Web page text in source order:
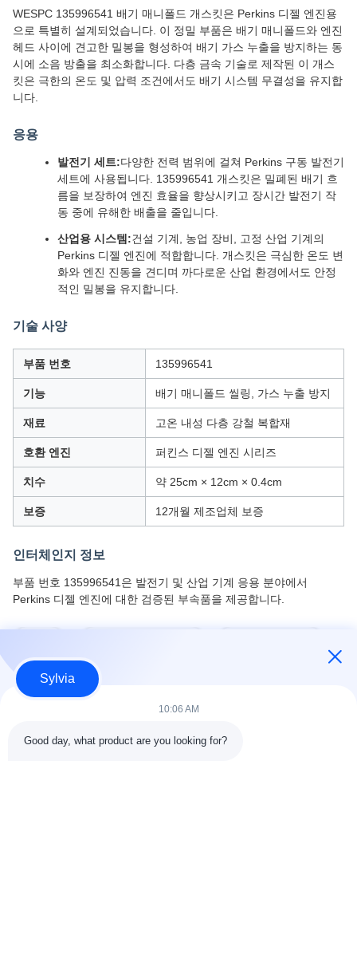
WESPC 135996541 배기 매니폴드 개스킷은 Perkins 디젤 엔진용
으로 특별히 설계되었습니다. 이 정밀 부품은 배기 매니폴드와 엔진
헤드 사이에 견고한 밀봉을 형성하여 배기 가스 누출을 방지하는 동
시에 소음 방출을 최소화합니다. 다층 금속 기술로 제작된 이 개스
킷은 극한의 온도 및 압력 조건에서도 배기 시스템 무결성을 유지합
니다.
응용
발전기 세트:다양한 전력 범위에 걸쳐 Perkins 구동 발전기
세트에 사용됩니다. 135996541 개스킷은 밀폐된 배기 흐
름을 보장하여 엔진 효율을 향상시키고 장시간 발전기 작
동 중에 유해한 배출을 줄입니다.
산업용 시스템:건설 기계, 농업 장비, 고정 산업 기계의
Perkins 디젤 엔진에 적합합니다. 개스킷은 극심한 온도 변
화와 엔진 진동을 견디며 까다로운 산업 환경에서도 안정
적인 밀봉을 유지합니다.
기술 사양
부품 번호 135996541
기능 배기 매니폴드 씰링, 가스 누출 방지
재료 고온 내성 다층 강철 복합재
호환 엔진 퍼킨스 디젤 엔진 시리즈
치수 약 25cm × 12cm × 0.4cm
보증 12개월 제조업체 보증
인터체인지 정보
부품 번호 135996541은 발전기 및 산업 기계 응용 분야에서
Perkins 디젤 엔진에 대한 검증된 부속품을 제공합니다.
빠른 연락
Sylvia
10:06 AM
Good day, what product are you looking for?